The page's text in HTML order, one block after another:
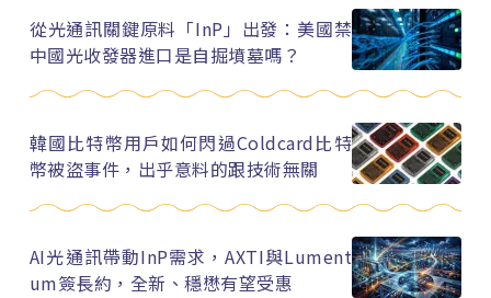
從光通訊關鍵原料「InP」出發：美國禁
中國光收發器進口是自掘墳墓嗎？
韓國比特幣用戶如何閃過Coldcard比特
幣被盜事件，出乎意料的跟技術無關
AI光通訊帶動InP需求，AXTI與Lument
um簽長約，全新、穩懋有望受惠